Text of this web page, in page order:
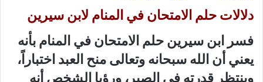
دلالات حلم الامتحان في المنام لابن سيرين
فسر ابن سيرينحلم الامتحان في المنامبأنه
يعني أن الله سبحانه وتعالى منح العبد اختباراً،
وينتظر قدرته في الصبر، ورؤيا الشخص أنه